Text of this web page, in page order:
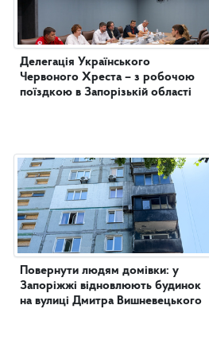
Делегація Українського
Червоного Хреста – з робочою
поїздкою в Запорізькій області
Повернути людям домівки: у
Запоріжжі відновлюють будинок
на вулиці Дмитра Вишневецького